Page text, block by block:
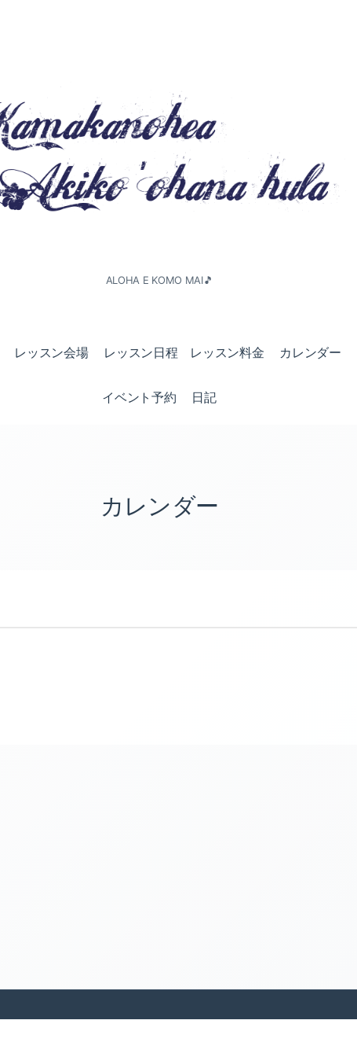
ALOHA E KOMO MAI🎵
レッスン会場 レッスン日程 レッスン料金 カレンダー
イベント予約 日記
カレンダー